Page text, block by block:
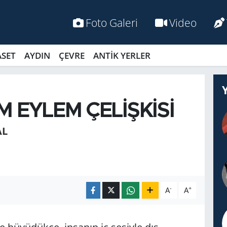
Foto Galeri Video
AYDIN ÇEVRE ANTİK YERLER
EYLEM ÇELİŞKİSİ
A- A+